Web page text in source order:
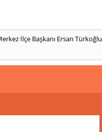
İlçe Başkanı Ersan Türkoğlu